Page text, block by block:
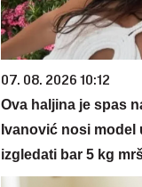
07. 08. 2026 10:12
Ova haljina je spas
Ivanović nosi model
izgledati bar 5 kg